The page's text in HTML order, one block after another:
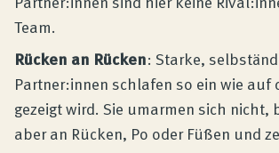
Team.
Rücken an Rücken: Starke,
Partner:innen schlafen so ein wie auf
gezeigt wird. Sie umarmen sich nicht,
aber an Rücken, Po oder Füßen und